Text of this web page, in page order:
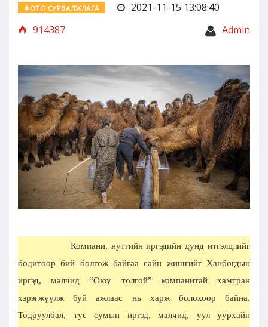
ФОТО СУРВАЛЖЛАГА
2021-11-15 13:08:40
914387
Admin
Компани, нутгийн иргэдийн дунд итгэлцлийг
бодитоор бий болгож байгаа сайн жишгийг Ханбогдын
иргэд, малчид “Оюу толгой” компанитай хамтран
хэрэгжүүлж буй ажлаас нь харж болохоор байна.
Тодруулбал, тус сумын иргэд, малчид, уул уурхайн